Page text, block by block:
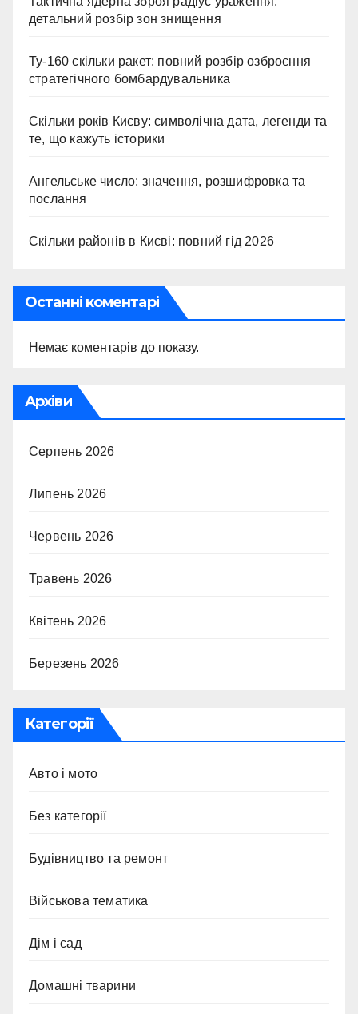
детальний розбір зон знищення
Ту-160 скільки ракет: повний розбір озброєння
стратегічного бомбардувальника
Скільки років Києву: символічна дата, легенди та
те, що кажуть історики
Ангельське число: значення, розшифровка та
послання
Скільки районів в Києві: повний гід 2026
Останні коментарі
Немає коментарів до показу.
Архіви
Серпень 2026
Липень 2026
Червень 2026
Травень 2026
Квітень 2026
Березень 2026
Категорії
Авто і мото
Без категорії
Будівництво та ремонт
Військова тематика
Дім і сад
Домашні тварини